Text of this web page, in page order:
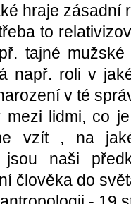
hraje zásadní
to
tajné
např. roli v
v té
mezi lidmi, co
vzít , na
naši
člověka do